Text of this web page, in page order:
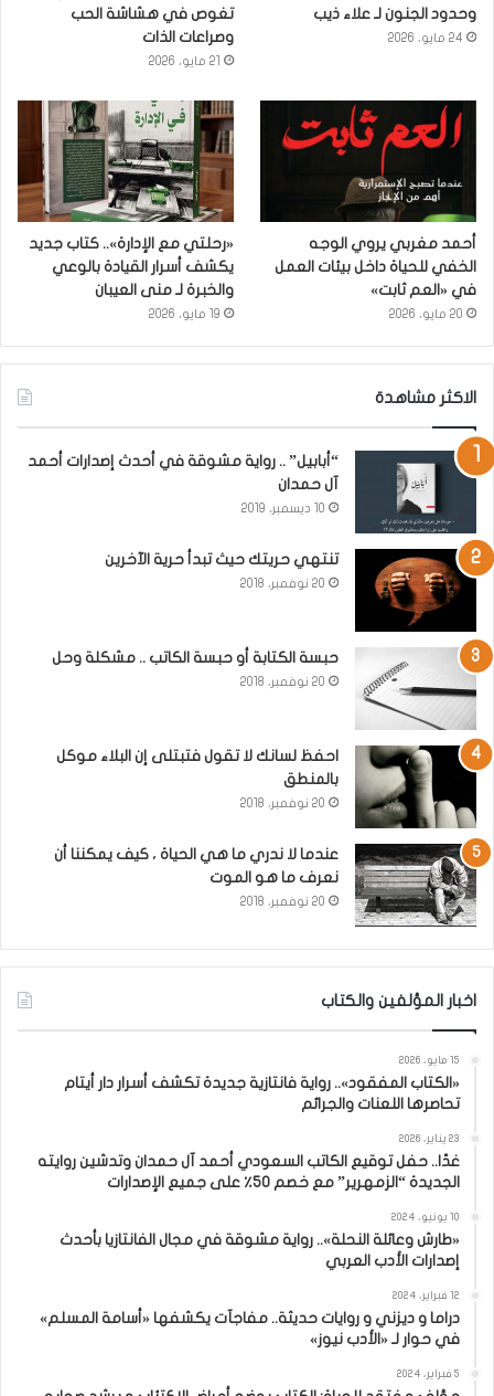
وحدود الجنون لـ علاء ذيب
24 مايو، 2026
تغوص في هشاشة الحب
وصراعات الذات
21 مايو، 2026
أحمد مغربي يروي الوجه
الخفي للحياة داخل بيئات العمل
في «العم ثابت»
20 مايو، 2026
«رحلتي مع الإدارة».. كتاب جديد
يكشف أسرار القيادة بالوعي
والخبرة لـ منى العيبان
19 مايو، 2026
الاكثر مشاهدة
“أبابيل” .. رواية مشوقة في أحدث إصدارات أحمد
آل حمدان
10 ديسمبر، 2019
تنتهي حريتك حيث تبدأ حرية الآخرين
20 نوفمبر، 2018
حبسة الكتابة أو حبسة الكاتب .. مشكلة وحل
20 نوفمبر، 2018
احفظ لسانك لا تقول فتبتلى إن البلاء موكل
بالمنطق
20 نوفمبر، 2018
عندما لا ندري ما هي الحياة ، كيف يمكننا أن
نعرف ما هو الموت
20 نوفمبر، 2018
اخبار المؤلفين والكتاب
15 مايو، 2026
«الكتاب المفقود».. رواية فانتازية جديدة تكشف أسرار دار أيتام
تحاصرها اللعنات والجرائم
23 يناير، 2026
غدًا.. حفل توقيع الكاتب السعودي أحمد آل حمدان وتدشين روايته
الجديدة “الزمهرير” مع خصم 50٪ على جميع الإصدارات
10 يونيو، 2024
«طارش وعائلة النحلة».. رواية مشوقة في مجال الفانتازيا بأحدث
إصدارات الأدب العربي
12 فبراير، 2024
دراما و ديزني و روايات حديثة.. مفاجآت يكشفها «أسامة المسلم»
في حوار لـ «الأدب نيوز»
5 فبراير، 2024